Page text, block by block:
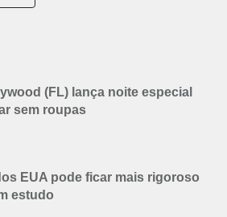
(FL) lança noite especial
sem roupas
EUA pode ficar mais rigoroso
estudo